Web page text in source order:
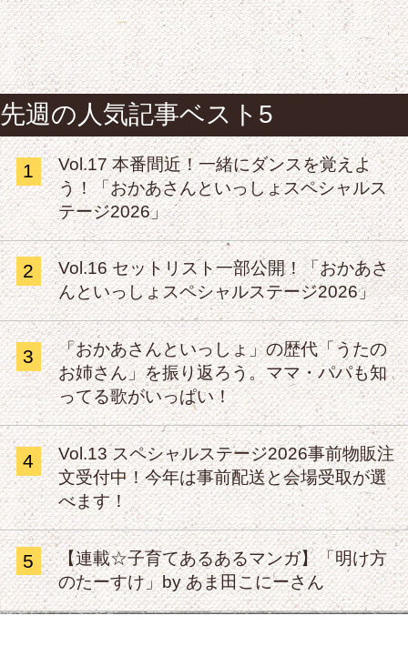
先週の人気記事ベスト5
1
Vol.17 本番間近！一緒にダンスを覚えよ
う！「おかあさんといっしょスペシャルス
テージ2026」
2
Vol.16 セットリスト一部公開！「おかあさ
んといっしょスペシャルステージ2026」
3
「おかあさんといっしょ」の歴代「うたの
お姉さん」を振り返ろう。ママ・パパも知
ってる歌がいっぱい！
4
Vol.13 スペシャルステージ2026事前物販注
文受付中！今年は事前配送と会場受取が選
べます！
5
【連載☆子育てあるあるマンガ】「明け方
のたーすけ」by あま田こにーさん